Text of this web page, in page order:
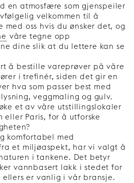
en atmosfære som gjenspeiler
velkommen til å
oss hvis du ønsker det, og
våre tegne opp
dine slik at du lettere kan se
å bestille vareprøver på våre
i trefinér, siden det gir en
hva som passer best med
veggmaling og gulv.
et av våre utstillingslokaler
eller Paris, for å utforske
komfortabel med
et miljøaspekt, har vi valgt å
i tankene. Det betyr
vannbasert lakk i stedet for
ellers er vanlig i vår bransje.